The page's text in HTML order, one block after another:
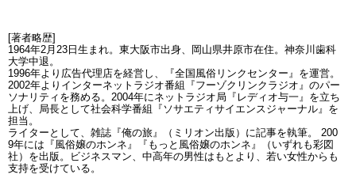
[著者略歴]
1964年2月23日生まれ。東大阪市出身、岡山県井原市在住。神奈川歯科
大学中退。
1996年より広告代理店を経営し、『全国風俗リンクセンター』を運営。
2002年よりインターネットラジオ番組『フーゾクリンクラジオ』のパー
ソナリティを務める。2004年にネットラジオ局『レディオ与一』を立ち
上げ、局長として社会科学番組『ソサエティサイエンスジャーナル』を
担当。
ライターとして、雑誌『俺の旅』（ミリオン出版）に記事を執筆。 200
9年には『風俗嬢のホンネ』『もっと風俗嬢のホンネ』（いずれも彩図
社）を出版。ビジネスマン、中高年の男性はもとより、若い女性からも
支持を受けている。